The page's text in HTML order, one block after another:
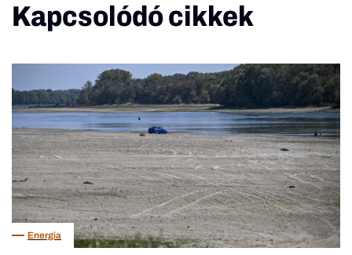
Kapcsolódó cikkek
Energia